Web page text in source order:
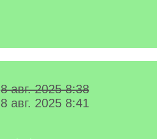
8 авг. 2025 8:38
8 авг. 2025 8:41